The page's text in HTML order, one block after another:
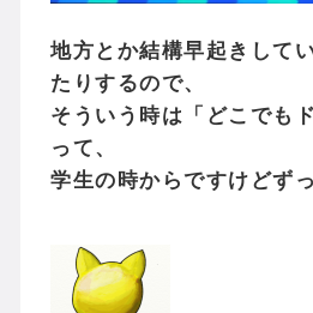
地方とか結構早起きして
たりするので、
そういう時は「どこでも
って、
学生の時からですけどず